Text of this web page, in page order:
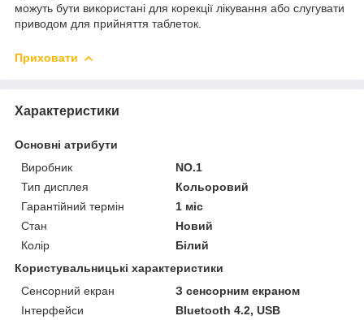
можуть бути використані для корекції лікування або слугувати
приводом для прийняття таблеток.
Приховати
Характеристики
Основні атрибути
Виробник
NO.1
Тип дисплея
Кольоровий
Гарантійний термін
1 міс
Стан
Новий
Колір
Білий
Користувальницькі характеристики
Сенсорний екран
З сенсорним екраном
Інтерфейси
Bluetooth 4.2, USB